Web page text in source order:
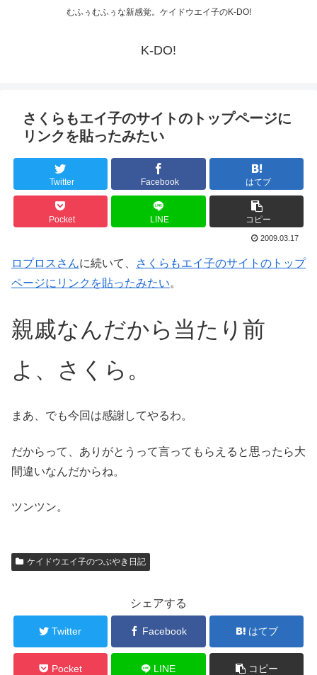
むふぅむふぅな新感覚。ケイドウエイ子のK-DO!
K-DO!
さくらもエイ子のサイトのトップページに
リンクを貼ったみたい
Twitter Facebook はてブ
Pocket LINE コピー
2009.03.17
ロプロスさんに続いて、
さくらもエイ子のサイトのトップ
ページにリンクを貼ったみたい。
親戚なんだから当たり前
よ、さくら。
まあ、でも今回は感謝してやるわ。
だからって、ありがとうって言ってもらえると思ったら大
間違いなんだからね。
ツンツン。
ケイドウエイ子のつぶやき日記
シェアする
Twitter Facebook はてブ
Pocket LINE コピー